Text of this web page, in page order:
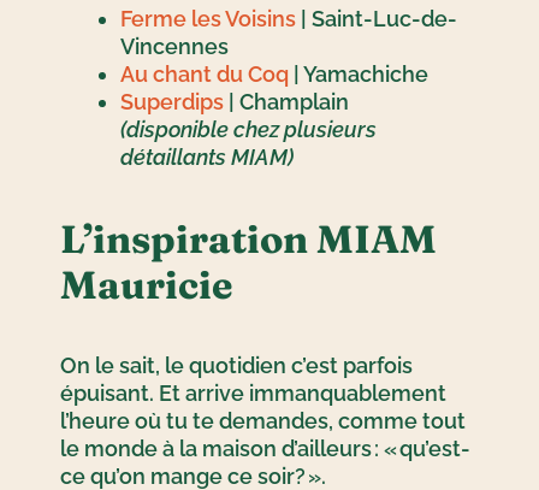
Ferme les Voisins | Saint-Luc-de-
Vincennes
Au chant du Coq | Yamachiche
Superdips | Champlain
(disponible chez plusieurs
détaillants MIAM)
L’inspiration MIAM
Mauricie
On le sait, le quotidien c’est parfois
épuisant. Et arrive immanquablement
l’heure où tu te demandes, comme tout
le monde à la maison d’ailleurs : « qu’est-
ce qu’on mange ce soir? ».